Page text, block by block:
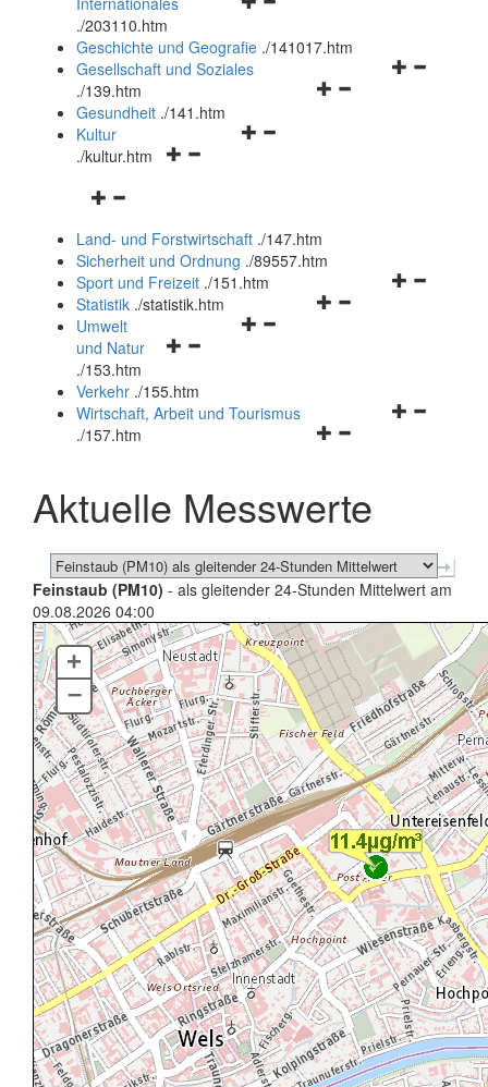
und
schließen
./203110.htm
Geschichte und Geografie ./141017.htm
Navigationsmenü
Gesellschaft und Soziales
./139.htm
Navigationsmenü
Gesundheit ./141.htm
Navigationsmenü
Kultur
./kultur.htm
Navigationsmenü
und
schließen
Land- und Forstwirtschaft ./147.htm
Sicherheit und Ordnung ./89557.htm
Navigationsmenü
Sport und Freizeit ./151.htm
Navigationsmenü
Statistik ./statistik.htm
Navigationsmenü
und
schließen
Umwelt
und Natur
./153.htm
Verkehr ./155.htm
Navigationsmenü
schließen
Wirtschaft, Arbeit und Tourismus
./157.htm
Aktuelle Messwerte
Feinstaub (PM10) - als gleitender 24-Stunden Mittelwert am
09.08.2026 04:00
+
–